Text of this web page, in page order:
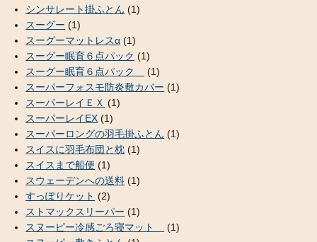
シンサレート掛ふとん (1)
スーグー (1)
スーグーマットレスα (1)
スーグー眠育６点パック (1)
スーグー眠育６点パック
(1)
スーパーフォスモ防炎敷カバー (1)
スーパーレイＥＸ (1)
スーパーレイEX (1)
スーパーロングの羽毛掛ふとん (1)
スイスに羽毛布団と枕 (1)
スイスまで船便 (1)
スウェーデンへの送料 (1)
すっぽりケット (2)
ストマックスリーパー (1)
スヌーピー冷感ごろ寝マット
(1)